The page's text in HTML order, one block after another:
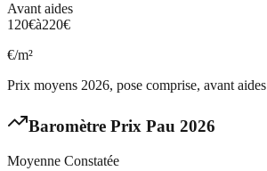
Avant aides
120€à220€
€/m²
Prix moyens 2026, pose comprise, avant aides
Baromètre Prix Pau 2026
Moyenne Constatée